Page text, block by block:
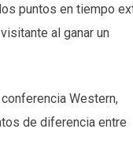
puntos en tiempo
al ganar un
Western,
de diferencia entre